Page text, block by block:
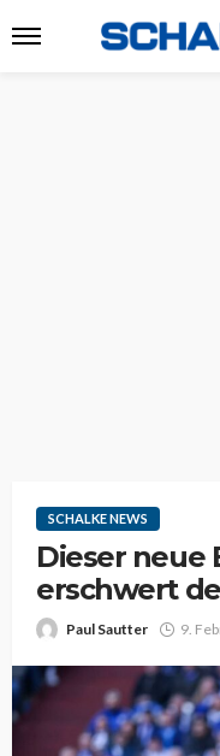
SCHALKE NEWS
Dieser neue
erschwert
Paul Sautter 9.